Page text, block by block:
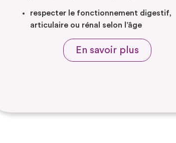
respecter le fonctionnement digestif,
articulaire ou rénal selon l’âge
En savoir plus